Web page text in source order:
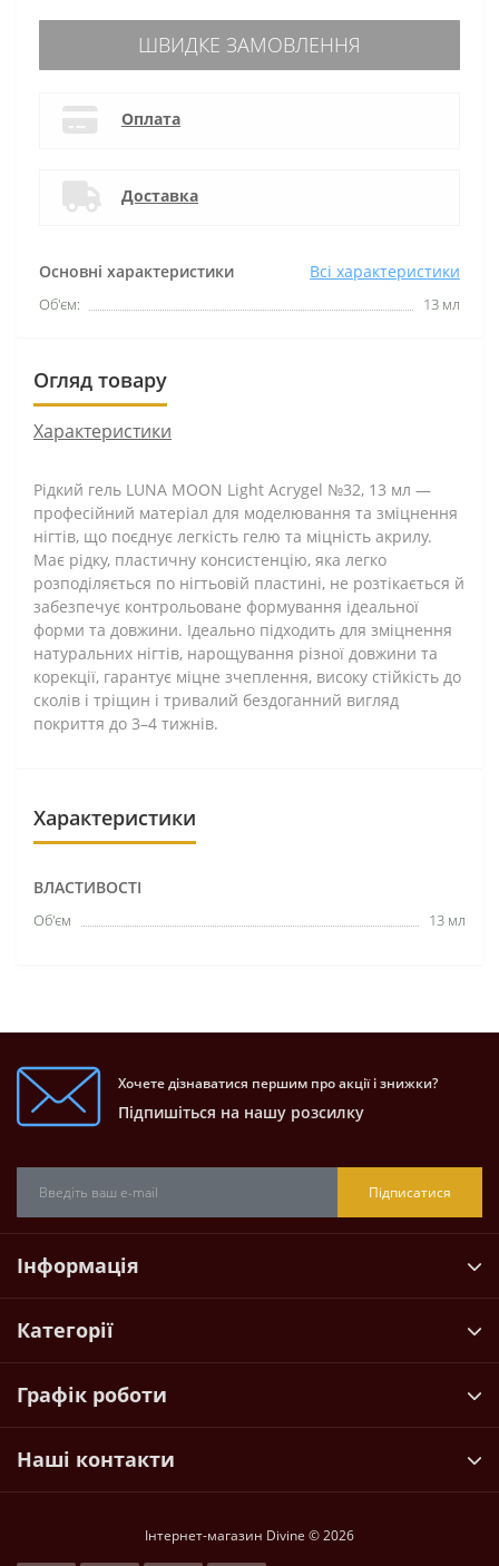
Основні характеристики Всі характеристики
Об'єм: 13 мл
ШВИДКЕ ЗАМОВЛЕННЯ
Оплата
Доставка
Огляд товару
Характеристики
Рідкий гель LUNA MOON Light Acrygel №32, 13 мл —
професійний матеріал для моделювання та зміцнення
нігтів, що поєднує легкість гелю та міцність акрилу.
Має рідку, пластичну консистенцію, яка легко
розподіляється по нігтьовій пластині, не розтікається й
забезпечує контрольоване формування ідеальної
форми та довжини. Ідеально підходить для зміцнення
натуральних нігтів, нарощування різної довжини та
корекції, гарантує міцне зчеплення, високу стійкість до
сколів і тріщин і тривалий бездоганний вигляд
покриття до 3–4 тижнів.
Характеристики
ВЛАСТИВОСТІ
Об'єм 13 мл
Хочете дізнаватися першим про акції і знижки?
Підпишіться на нашу розсилку
Підписатися
Інформація
Категорії
Графік роботи
Наші контакти
Інтернет-магазин Divine © 2026